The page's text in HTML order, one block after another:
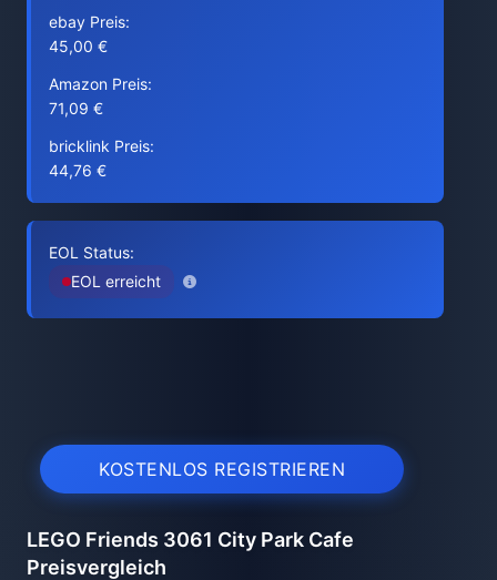
ebay Preis:
45,00 €
Amazon Preis:
71,09 €
bricklink Preis:
44,76 €
EOL Status:
EOL erreicht
KOSTENLOS REGISTRIEREN
LEGO Friends 3061 City Park Cafe
Preisvergleich